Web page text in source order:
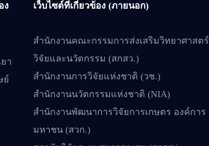
ง
า
ย์
เว็บไซต์ที่เกี่ยวข้อง (ภายนอก)
สำนักงานคณะกรรมการส่งเสริมวิทยาศาสตร์
วิจัยและนวัตกรรม (สกสว.)
สำนักงานการวิจัยแห่งชาติ (วช.)
สำนักงานนวัตกรรมแห่งชาติ (NIA)
สำนักงานพัฒนาการวิจัยการเกษตร องค์การ
มหาชน (สวก.)